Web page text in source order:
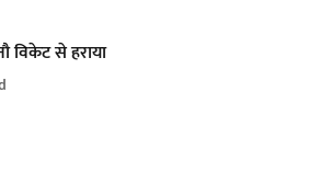
विकेट से हराया